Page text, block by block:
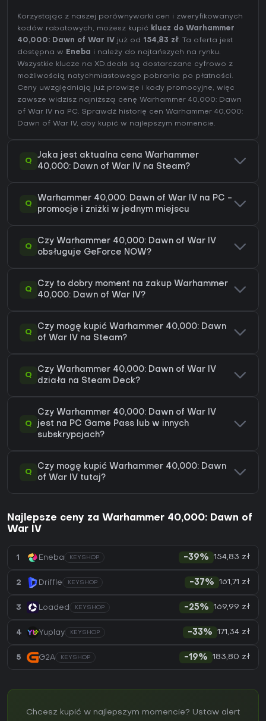
Korzystając z naszej porównywarki cen i zweryfikowanych
kodów rabatowych, możesz kupić klucz do Warhammer
40,000: Dawn of War IV już od 154,83 zł. Ta oferta jest
dostępna w Eneba
i należy do najtańszych na rynku.
Wszystkie klucze na XD.deals są dostarczane cyfrowo z
możliwością natychmiastowego pobrania po płatności.
Ceny uwzględniają już prowizje i kody promocyjne, więc
zawsze widzisz najniższą cenę Warhammer 40,000: Dawn
of War IV na PC. Sprawdź historię cen Warhammer 40,000:
Dawn of War IV, aby kupić w najlepszym momencie.
Q
Jaka jest aktualna cena Warhammer
40,000: Dawn of War IV na Steam?
Q
Warhammer 40,000: Dawn of War IV na PC -
promocje i zniżki w jednym miejscu
Q
Czy Warhammer 40,000: Dawn of War IV
obsługuje GeForce NOW?
Q
Czy to dobry moment na zakup Warhammer
40,000: Dawn of War IV?
Q
Czy mogę kupić Warhammer 40,000: Dawn
of War IV na Steam?
Q
Czy Warhammer 40,000: Dawn of War IV
działa na Steam Deck?
Q
Czy Warhammer 40,000: Dawn of War IV
jest na PC Game Pass lub w innych
subskrypcjach?
Q
Czy mogę kupić Warhammer 40,000: Dawn
of War IV tutaj?
Najlepsze ceny za Warhammer 40,000: Dawn of
War IV
1 Eneba KEYSHOP -39% 154,83 zł
2 Driffle KEYSHOP -37% 161,71 zł
3 Loaded KEYSHOP -25% 169,99 zł
4 Yuplay KEYSHOP -33% 171,34 zł
5 G2A KEYSHOP -19% 183,80 zł
Chcesz kupić w najlepszym momencie? Ustaw alert